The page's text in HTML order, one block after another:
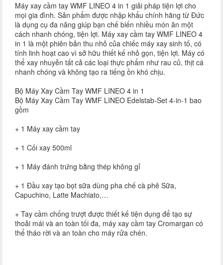
Máy xay cầm tay WMF LINEO 4 in 1 giải pháp tiện lợi cho
mọi gia đình. Sản phẩm được nhập khẩu chính hãng từ Đức
là dụng cụ đa năng giúp bạn chế biến nhiều món ăn một
cách nhanh chóng, tiện lợi. Máy xay cầm tay WMF LINEO 4
in 1 là một phiên bản thu nhỏ của chiếc máy xay sinh tố, có
tính linh hoạt cao vì sở hữu thiết kế nhỏ gọn, tiện lợi. Máy có
thể xay nhuyễn tất cả các loại thực phẩm như rau củ, thịt cá
nhanh chóng và không tạo ra tiếng ồn khó chịu.
Bộ Máy Xay Cầm Tay WMF LINEO 4 in 1
Bộ Máy Xay Cầm Tay WMF LINEO Edelstab-Set 4-in-1 bao
gồm
+ 1 Máy xay cầm tay
+ 1 Cối xay 500ml
+ 1 Máy đánh trứng bằng thép không gỉ
+ 1 Đầu xay tạo bọt sữa dùng pha chế cà phê Sữa,
Capuchino, Latte Machiato,…
+ Tay cầm chống trượt được thiết kế tiện dụng để tạo sự
thoải mái và an toàn tối đa, máy xay cầm tay Cromargan có
thể tháo rời và an toàn cho máy rửa chén.